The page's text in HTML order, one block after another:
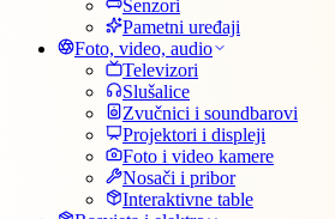
Senzori
Pametni uređaji
Foto, video, audio
Televizori
Slušalice
Zvučnici i soundbarovi
Projektori i displeji
Foto i video kamere
Nosači i pribor
Interaktivne table